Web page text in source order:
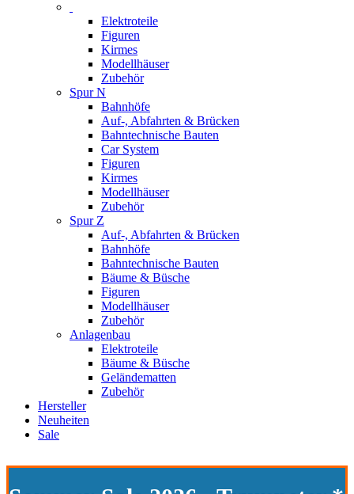
Elektroteile
Figuren
Kirmes
Modellhäuser
Zubehör
Spur N
Bahnhöfe
Auf-, Abfahrten & Brücken
Bahntechnische Bauten
Car System
Figuren
Kirmes
Modellhäuser
Zubehör
Spur Z
Auf-, Abfahrten & Brücken
Bahnhöfe
Bahntechnische Bauten
Bäume & Büsche
Figuren
Modellhäuser
Zubehör
Anlagenbau
Elektroteile
Bäume & Büsche
Geländematten
Zubehör
Hersteller
Neuheiten
Sale